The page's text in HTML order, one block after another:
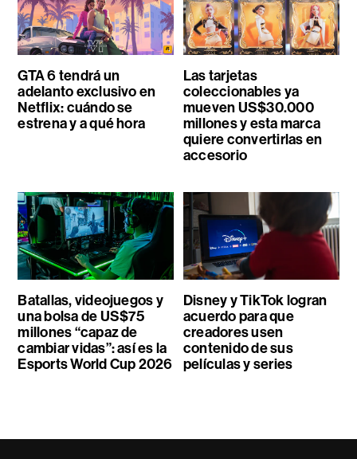
GTA 6 tendrá un
adelanto exclusivo en
Netflix: cuándo se
estrena y a qué hora
Las tarjetas
coleccionables ya
mueven US$30.000
millones y esta marca
quiere convertirlas en
accesorio
Batallas, videojuegos y
una bolsa de US$75
millones “capaz de
cambiar vidas”: así es la
Esports World Cup 2026
Disney y TikTok logran
acuerdo para que
creadores usen
contenido de sus
películas y series